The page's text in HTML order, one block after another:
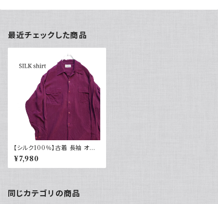
最近チェックした商品
【シルク100％】古着 長袖 オー
プンカラーシャツ 開襟 ボックス
シルエット
¥7,980
同じカテゴリの商品